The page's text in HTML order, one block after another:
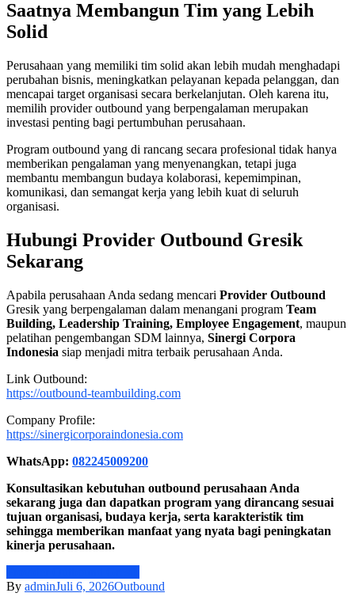
Saatnya Membangun Tim yang Lebih
Solid
Perusahaan yang memiliki tim solid akan lebih mudah menghadapi
perubahan bisnis, meningkatkan pelayanan kepada pelanggan, dan
mencapai target organisasi secara berkelanjutan. Oleh karena itu,
memilih provider outbound yang berpengalaman merupakan
investasi penting bagi pertumbuhan perusahaan.
Program outbound yang di rancang secara profesional tidak hanya
memberikan pengalaman yang menyenangkan, tetapi juga
membantu membangun budaya kolaborasi, kepemimpinan,
komunikasi, dan semangat kerja yang lebih kuat di seluruh
organisasi.
Hubungi Provider Outbound Gresik
Sekarang
Apabila perusahaan Anda sedang mencari Provider Outbound
Gresik yang berpengalaman dalam menangani program Team
Building, Leadership Training, Employee Engagement, maupun
pelatihan pengembangan SDM lainnya, Sinergi Corpora
Indonesia siap menjadi mitra terbaik perusahaan Anda.
Link Outbound:
https://outbound-teambuilding.com
Company Profile:
https://sinergicorporaindonesia.com
WhatsApp: 082245009200
Konsultasikan kebutuhan outbound perusahaan Anda
sekarang juga dan dapatkan program yang dirancang sesuai
tujuan organisasi, budaya kerja, serta karakteristik tim
sehingga memberikan manfaat yang nyata bagi peningkatan
kinerja perusahaan.
By adminJuli 6, 2026Outbound